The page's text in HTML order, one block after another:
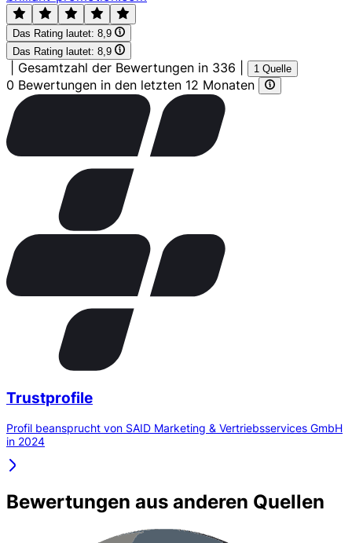
Das Rating lautet: 8,9
Das Rating lautet: 8,9
Gesamtzahl der Bewertungen in 336 1 Quelle
0 Bewertungen in den letzten 12 Monaten
Trustprofile
Profil beansprucht von SAID Marketing & Vertriebsservices GmbH
in 2024
Bewertungen aus anderen Quellen